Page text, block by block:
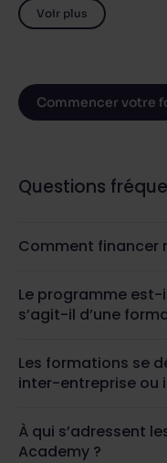
métiers
Voir plus
Commencer votre
Questions
Comment financer
Le programme
s’agit-il d’une
Les formations se
inter-entreprise ou
À qui s’adressent
Academy ?